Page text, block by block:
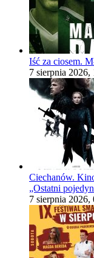
Iść za ciosem.
7 sierpnia 2026,
Ciechanów.
„Ostatni
7 sierpnia 2026,